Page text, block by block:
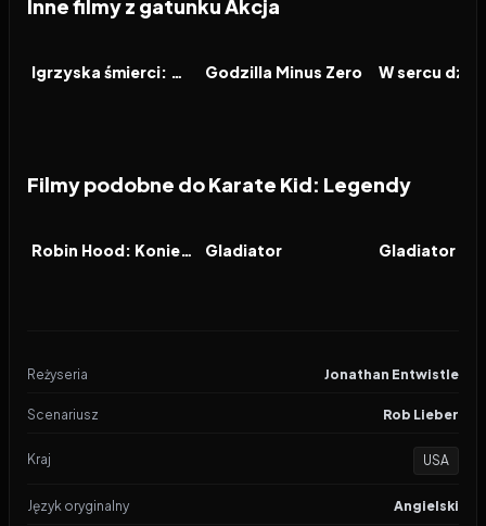
Inne filmy z gatunku Akcja
FILM Igrzyska śmierci: Wschód słońca w dniu dożynek FILM
Godzilla Minus Zero FILM
W sercu
Filmy podobne do Karate Kid: Legendy
FILM Robin Hood: Koniec legendy FILM
Gladiator FILM
Gladiator 2
Reżyseria Jonathan Entwistle
Scenariusz Rob Lieber
Kraj USA
Język oryginalny Angielski